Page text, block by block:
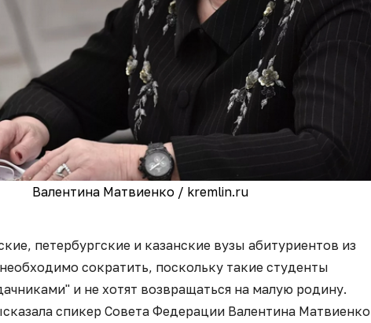
Валентина Матвиенко / kremlin.ru
петербургские и казанские вузы абитуриентов из
сократить, поскольку такие студенты
и не хотят возвращаться на малую родину.
спикер Совета Федерации Валентина Матвиенко